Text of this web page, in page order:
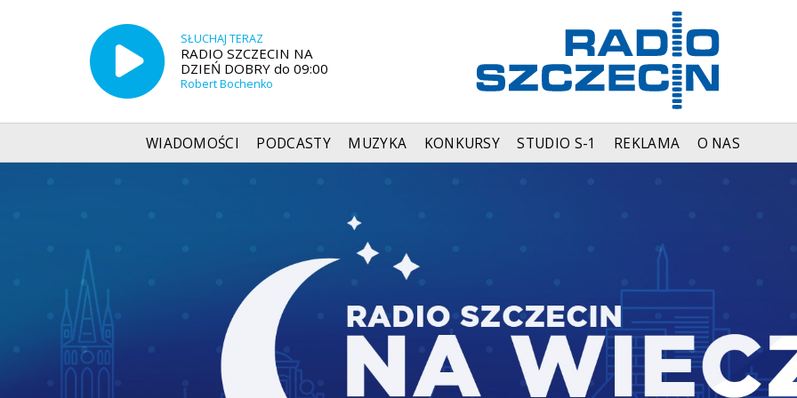
SŁUCHAJ TERAZ
RADIO SZCZECIN NA
DZIEŃ DOBRY do 09:00
Robert Bochenko
WIADOMOŚCI PODCASTY MUZYKA KONKURSY STUDIO S-1 REKLAMA O NAS